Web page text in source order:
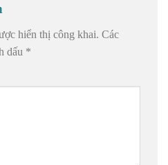
hiển thị công khai. Các
dấu *